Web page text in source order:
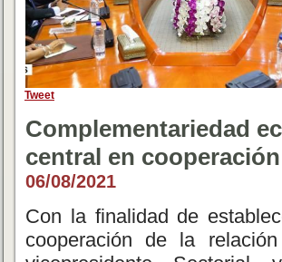
Tweet
Complementariedad
central en
06/08/2021
Con la finalidad de
cooperación de la